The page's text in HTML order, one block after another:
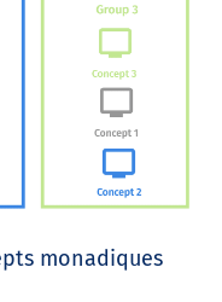
monadiques